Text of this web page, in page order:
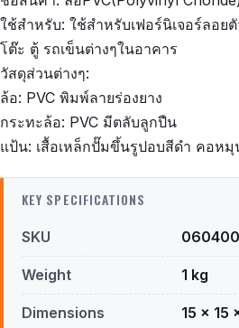
ใช้สำหรับ: ใช้สำหรับเฟอร์นิเจอร์ลอย
โต๊ะ ตู้ รถเข็นต่างๆในอาคาร
วัสดุส่วนต่างๆ:
ล้อ: PVC พิมพ์ลายร่องยาง
กระทะล้อ: PVC มีตลับลูกปืน
แป้น: เสื้อเหล็กปั๊มขึ้นรูปอบสีดำ คอห
KEY SPECIFICATIONS
SKU
Weight 1 kg
Dimensions 15 × 15